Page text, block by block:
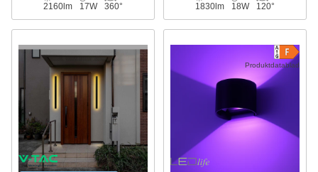
2160lm 17W 360° 1830lm 18W 120°
Produktdatablad